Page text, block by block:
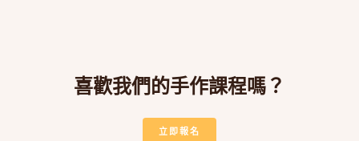
喜歡我們的手作課程嗎？
立即報名